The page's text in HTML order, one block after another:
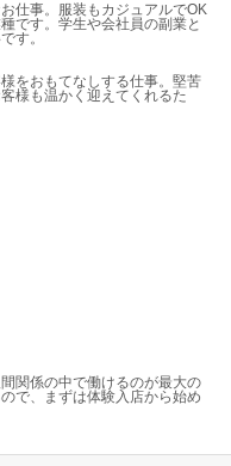
仕事。服装もカジュアルでOK
です。学生や会社員の副業と
す。
をおもてなしする仕事。堅苦
様も温かく迎えてくれるた
関係の中で働けるのが最大の
で、まずは体験入店から始め